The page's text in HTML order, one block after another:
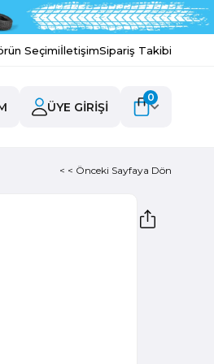
SeçimiİletişimSipariş Takibi
ÜYE GIRIŞI
0
< < Önceki Sayfaya Dön